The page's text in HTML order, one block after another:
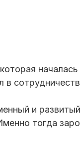
в
и
тогда